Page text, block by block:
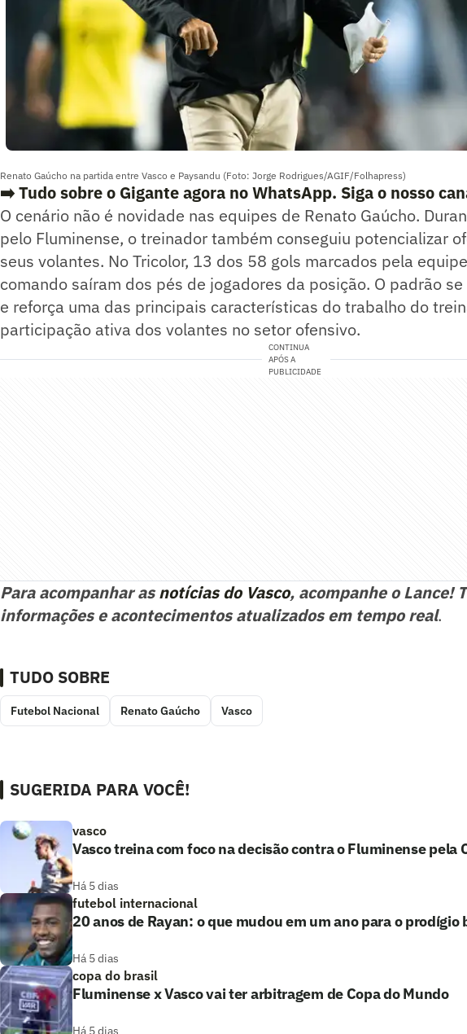
Renato Gaúcho na partida entre Vasco e Paysandu (Foto: Jorge Rodrigues/AGIF/Folhapress)
➡️ Tudo sobre o Gigante agora no WhatsApp. Siga o nosso
O cenário não é novidade nas equipes de Renato Gaúcho.
pelo Fluminense, o treinador também conseguiu potencializar
seus volantes. No Tricolor, 13 dos 58 gols marcados pela
comando saíram dos pés de jogadores da posição. O padrão
e reforça uma das principais características do trabalho do
participação ativa dos volantes no setor ofensivo.
CONTINUA
APÓS A
PUBLICIDADE
Para acompanhar asnotícias do Vasco, acompanhe o Lance!
informações e acontecimentos atualizados em tempo real.
TUDO SOBRE
Futebol Nacional Renato Gaúcho Vasco
SUGERIDA PARA VOCÊ!
vasco
Vasco treina com foco na decisão contra o Fluminense pela
Há 5 dias
futebol internacional
20 anos de Rayan: o que mudou em um ano para o prodígio
Há 5 dias
copa do brasil
Fluminense x Vasco vai ter arbitragem de Copa do Mundo
Há 5 dias